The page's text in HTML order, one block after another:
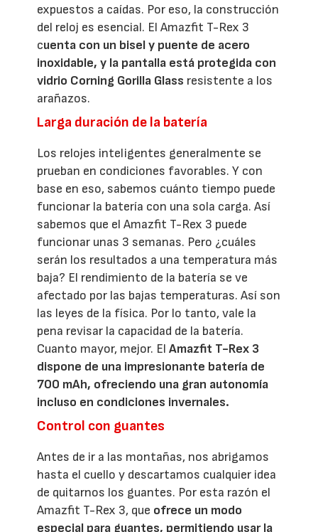
expuestos a caídas. Por eso, la construcción
del reloj es esencial. El Amazfit T-Rex 3
cuenta con un bisel y puente de acero
inoxidable, y la pantalla está protegida con
vidrio Corning Gorilla Glass resistente a los
arañazos.
Larga duración de la batería
Los relojes inteligentes generalmente se
prueban en condiciones favorables. Y con
base en eso, sabemos cuánto tiempo puede
funcionar la batería con una sola carga. Así
sabemos que el Amazfit T-Rex 3 puede
funcionar unas 3 semanas. Pero ¿cuáles
serán los resultados a una temperatura más
baja? El rendimiento de la batería se ve
afectado por las bajas temperaturas. Así son
las leyes de la física. Por lo tanto, vale la
pena revisar la capacidad de la batería.
Cuanto mayor, mejor. ElAmazfit T-Rex 3
dispone de una impresionante batería de
700 mAh, ofreciendo una gran autonomía
incluso en condiciones invernales.
Control con guantes
Antes de ir a las montañas, nos abrigamos
hasta el cuello y descartamos cualquier idea
de quitarnos los guantes. Por esta razón el
Amazfit T-Rex 3, que ofrece un modo
especial para guantes, permitiendo usar la